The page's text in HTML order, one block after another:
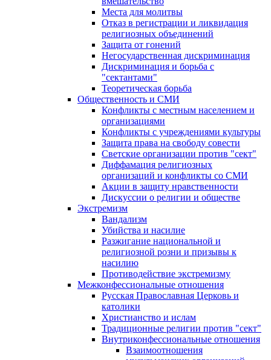
Места для молитвы
Отказ в регистрации и ликвидация
религиозных объединений
Защита от гонений
Негосударственная дискриминация
Дискриминация и борьба с
"сектантами"
Теоретическая борьба
Общественность и СМИ
Конфликты с местным населением и
организациями
Конфликты с учреждениями культуры
Защита права на свободу совести
Светские организации против "сект"
Диффамация религиозных
организаций и конфликты со СМИ
Акции в защиту нравственности
Дискуссии о религии и обществе
Экстремизм
Вандализм
Убийства и насилие
Разжигание национальной и
религиозной розни и призывы к
насилию
Противодействие экстремизму
Межконфессиональные отношения
Русская Православная Церковь и
католики
Христианство и ислам
Традиционные религии против "сект"
Внутриконфессиональные отношения
Взаимоотношения